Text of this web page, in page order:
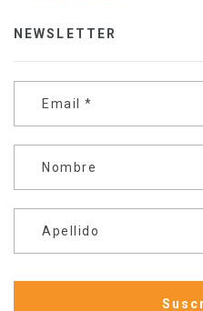
NEWSLETTER
Email *
Nombre
Apellido